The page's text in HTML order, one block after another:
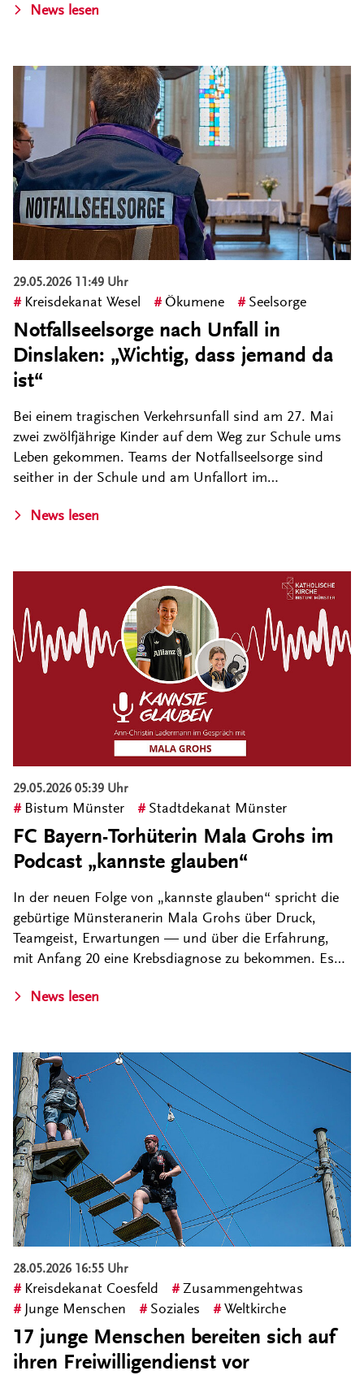
News lesen
29.05.2026 11:49 Uhr
Kreisdekanat Wesel Ökumene Seelsorge
Notfallseelsorge nach Unfall in
Dinslaken: „Wichtig, dass jemand da
ist“
Bei einem tragischen Verkehrsunfall sind am 27. Mai
zwei zwölfjährige Kinder auf dem Weg zur Schule ums
Leben gekommen. Teams der Notfallseelsorge sind
seither in der Schule und am Unfallort im…
News lesen
29.05.2026 05:39 Uhr
Bistum Münster Stadtdekanat Münster
FC Bayern-Torhüterin Mala Grohs im
Podcast „kannste glauben“
In der neuen Folge von „kannste glauben“ spricht die
gebürtige Münsteranerin Mala Grohs über Druck,
Teamgeist, Erwartungen — und über die Erfahrung,
mit Anfang 20 eine Krebsdiagnose zu bekommen. Es…
News lesen
28.05.2026 16:55 Uhr
Kreisdekanat Coesfeld
Zusammengehtwas
Junge Menschen
Soziales Weltkirche
17 junge Menschen bereiten sich auf
ihren Freiwilligendienst vor